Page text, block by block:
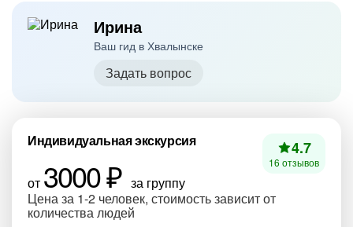
Ирина
Ваш гид в Хвалынске
Задать вопрос
Индивидуальная экскурсия
от 3000 ₽ за группу
Цена за 1-2 человек, стоимость зависит от
количества людей
4.7
16 отзывов